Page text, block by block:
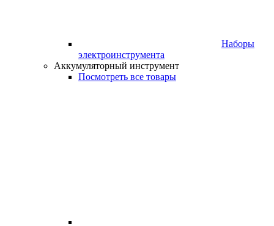
Наборы
электроинструмента
Аккумуляторный инструмент
Посмотреть все товары